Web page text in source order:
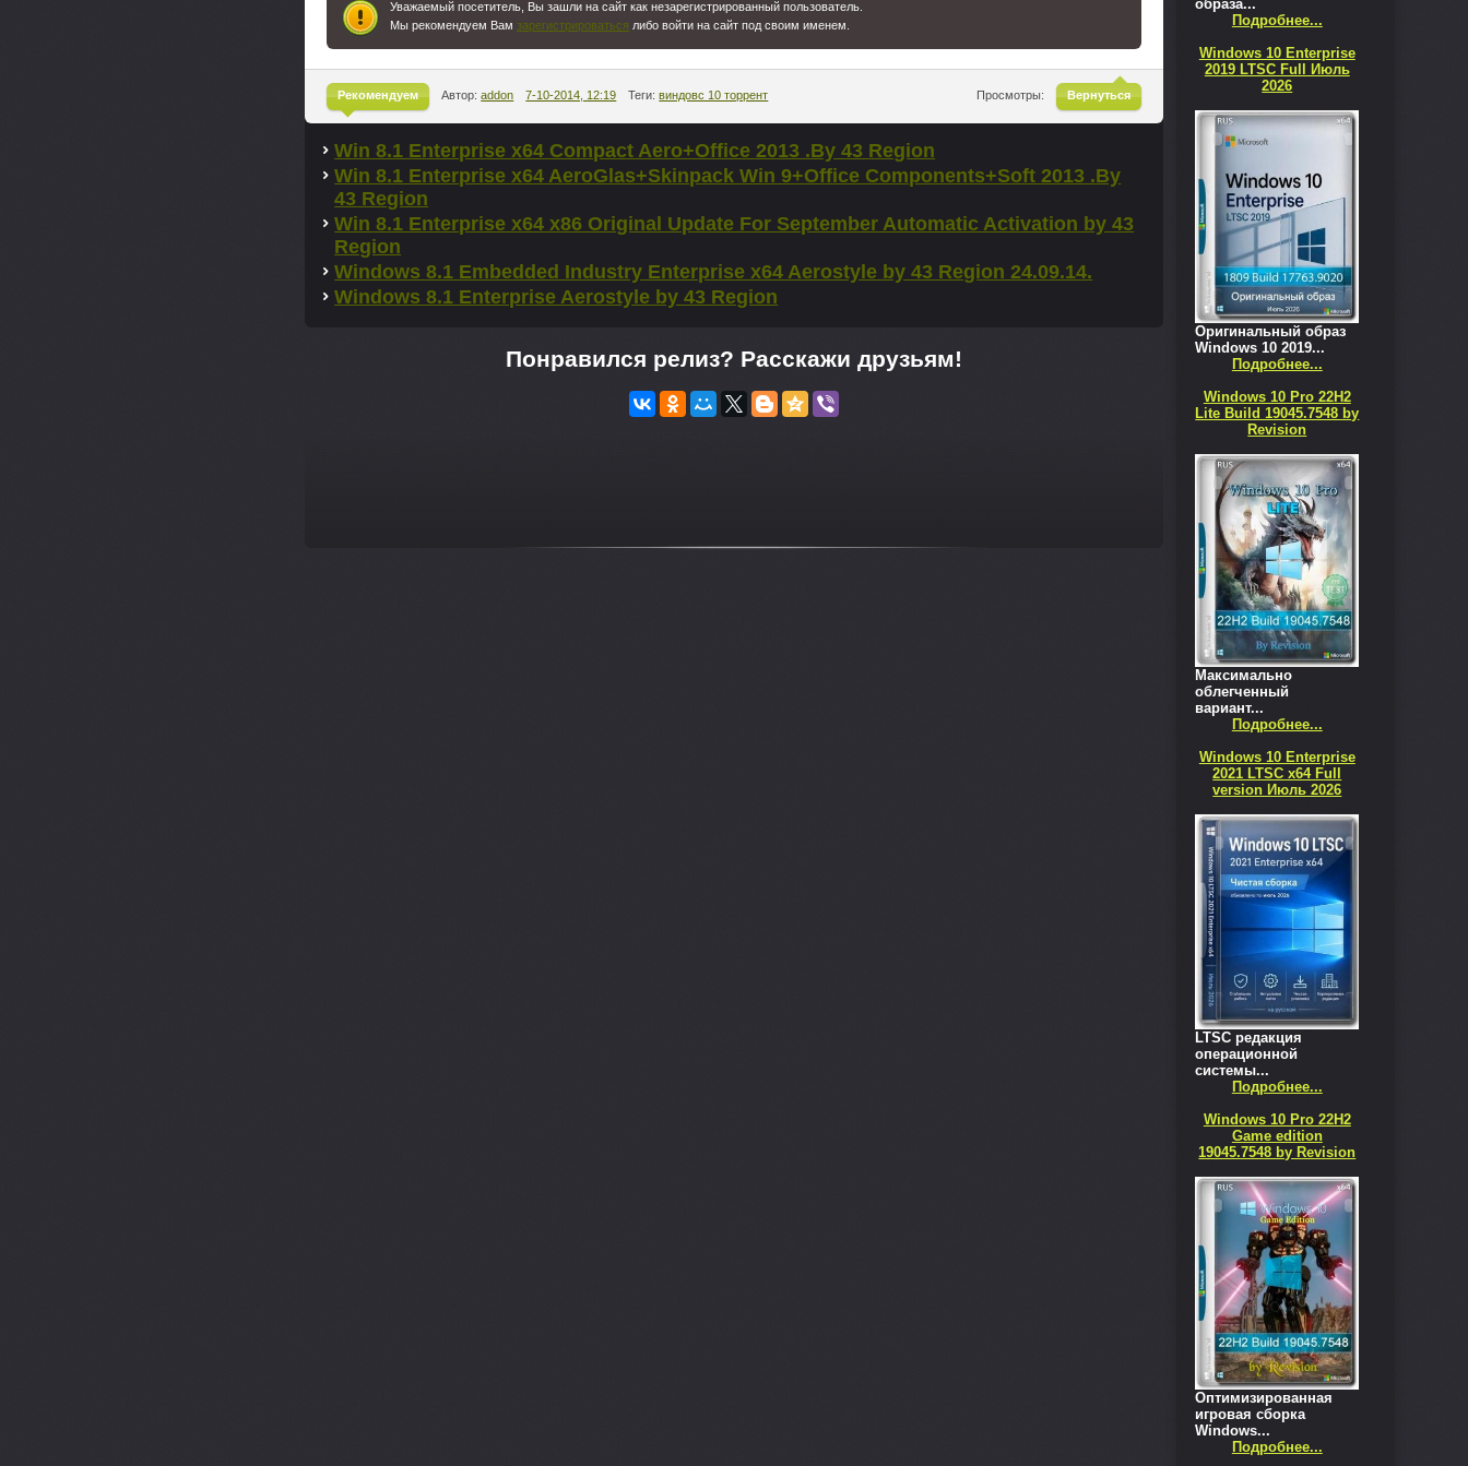
Уважаемый посетитель, Вы зашли на сайт как незарегистрированный пользователь.
Мы рекомендуем Вам зарегистрироваться либо войти на сайт под своим именем.
Вернуться
Просмотры:
Рекомендуем
^
Автор:addon 7-10-2014, 12:19 Теги:виндовс 10 торрент
Win 8.1 Enterprise x64 Compact Aero+Office 2013 .By 43 Region
Win 8.1 Enterprise x64 AeroGlas+Skinpack Win 9+Office Components+Soft 2013 .By
43 Region
Win 8.1 Enterprise x64 x86 Original Update For September Automatic Activation by 43
Region
Windows 8.1 Embedded Industry Enterprise x64 Aerostyle by 43 Region 24.09.14.
Windows 8.1 Enterprise Aerostyle by 43 Region
Понравился релиз? Расскажи друзьям!
образа...
Подробнее...
Windows 10 Enterprise
2019 LTSC Full Июль
2026
Оригинальный образ
Windows 10 2019...
Подробнее...
Windows 10 Pro 22H2
Lite Build 19045.7548 by
Revision
Максимально
облегченный
вариант...
Подробнее...
Windows 10 Enterprise
2021 LTSC x64 Full
version Июль 2026
LTSC редакция
операционной
системы...
Подробнее...
Windows 10 Pro 22H2
Game edition
19045.7548 by Revision
Оптимизированная
игровая сборка
Windows...
Подробнее...